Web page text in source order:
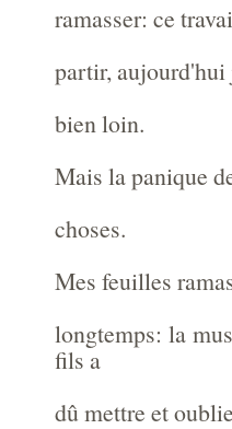
ramasser: ce
partir, aujourd'hui
bien loin.
Mais la panique
choses.
Mes feuilles
longtemps: la
fils a
dû mettre et